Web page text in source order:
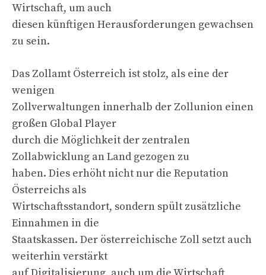
Wirtschaft, um auch
diesen künftigen Herausforderungen gewachsen
zu sein.
Das Zollamt Österreich ist stolz, als eine der
wenigen
Zollverwaltungen innerhalb der Zollunion einen
großen Global Player
durch die Möglichkeit der zentralen
Zollabwicklung an Land gezogen zu
haben. Dies erhöht nicht nur die Reputation
Österreichs als
Wirtschaftsstandort, sondern spült zusätzliche
Einnahmen in die
Staatskassen. Der österreichische Zoll setzt auch
weiterhin verstärkt